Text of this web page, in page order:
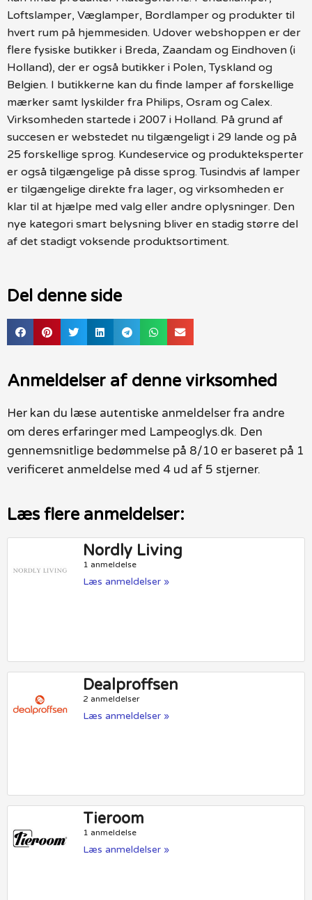
Loftslamper, Væglamper, Bordlamper og produkter til
hvert rum på hjemmesiden. Udover webshoppen er der
flere fysiske butikker i Breda, Zaandam og Eindhoven (i
Holland), der er også butikker i Polen, Tyskland og
Belgien. I butikkerne kan du finde lamper af forskellige
mærker samt lyskilder fra Philips, Osram og Calex.
Virksomheden startede i 2007 i Holland. På grund af
succesen er webstedet nu tilgængeligt i 29 lande og på
25 forskellige sprog. Kundeservice og produkteksperter
er også tilgængelige på disse sprog. Tusindvis af lamper
er tilgængelige direkte fra lager, og virksomheden er
klar til at hjælpe med valg eller andre oplysninger. Den
nye kategori smart belysning bliver en stadig større del
af det stadigt voksende produktsortiment.
Del denne side
Anmeldelser af denne virksomhed
Her kan du læse autentiske anmeldelser fra andre
om deres erfaringer med Lampeoglys.dk. Den
gennemsnitlige bedømmelse på 8/10 er baseret på 1
verificeret anmeldelse med 4 ud af 5 stjerner.
Læs flere anmeldelser:
Nordly Living
1 anmeldelse
Læs anmeldelser »
Dealproffsen
2 anmeldelser
Læs anmeldelser »
Tieroom
1 anmeldelse
Læs anmeldelser »